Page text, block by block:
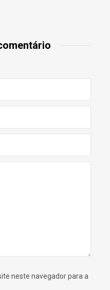
neste navegador para a